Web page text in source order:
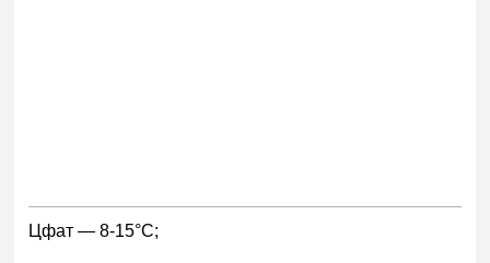
Цфат — 8-15°С;